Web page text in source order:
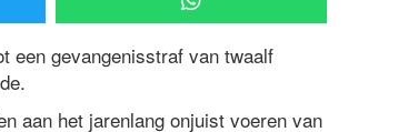
een gevangenisstraf van twaalf
aan het jarenlang onjuist voeren van